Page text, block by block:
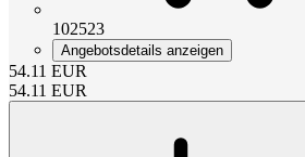
102523
Angebotsdetails anzeigen
54.11 EUR
54.11 EUR